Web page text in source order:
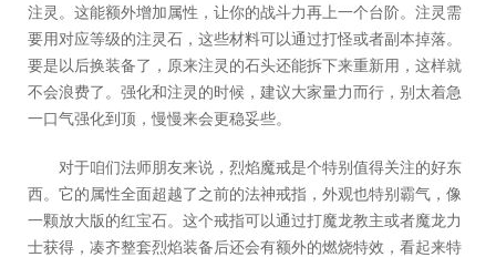
注灵。这能额外增加属性，让你的战斗力再上一个台阶。注灵需
要用对应等级的注灵石，这些材料可以通过打怪或者副本掉落。
要是以后换装备了，原来注灵的石头还能拆下来重新用，这样就
不会浪费了。强化和注灵的时候，建议大家量力而行，别太着急
一口气强化到顶，慢慢来会更稳妥些。
对于咱们法师朋友来说，烈焰魔戒是个特别值得关注的好东
西。它的属性全面超越了之前的法神戒指，外观也特别霸气，像
一颗放大版的红宝石。这个戒指可以通过打魔龙教主或者魔龙力
士获得，凑齐整套烈焰装备后还会有额外的燃烧特效，看起来特